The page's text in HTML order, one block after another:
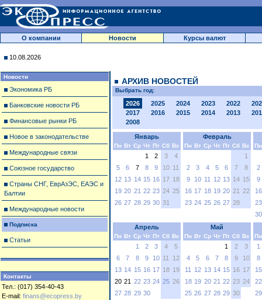
О компании Новости Курсы валют
10.08.2026
Новости
Экономика РБ
Банковские новости РБ
Финансовые рынки РБ
Новое в законодательстве
Международные связи
Союзное государство
Страны СНГ, ЕврАзЭС, ЕАЭС и
Балтии
Международные новости
Подписка
Статьи
Контакты
Тел.: (017) 354-40-43
E-mail: finans@ecopress.by
АРХИВ НОВОСТЕЙ
Выбрать год:
2026 2025 2024 2023 2022
2017
2016 2015 2014 2013
2008
Январь
Пн Вт Ср Чт Пт Сб Вс
1 2 3
4
5
6 7 8 9 10 11
12 13 14 15 16 17 18
19 20 21 22 23 24 25
26 27 28 29 30 31
Февраль
Пн Вт Ср Чт Пт Сб Вс
1
2
3 4 5 6 7
8
9
10 11 12 13 14 15
16 17 18 19 20 21 22
23 24 25 26 27 28
Пн
2
9
16
23
30
Апрель
Пн Вт Ср Чт Пт Сб Вс
1 2 3 4
5
6
7 8 9 10 11
12
13 14 15 16 17 18 19
20 21 22 23 24 25 26
27 28 29 30
Май
Пн Вт Ср Чт Пт Сб Вс
1 2
3
4
5 6 7 8 9
10
11
12 13 14 15 16 17
18 19 20 21 22 23 24
25 26 27 28 29 30
Пн
1
8
15
22
29